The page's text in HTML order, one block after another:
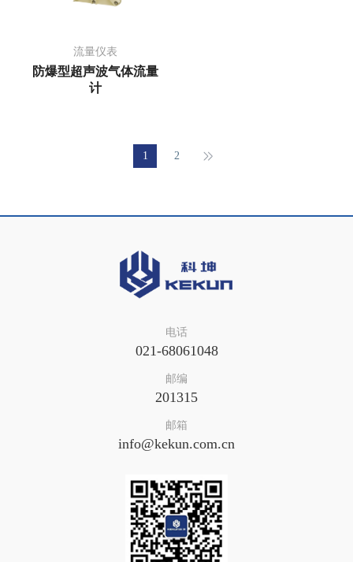
流量仪表
防爆型超声波气体流量
计
1 2
电话
021-68061048
邮编
201315
邮箱
info@kekun.com.cn